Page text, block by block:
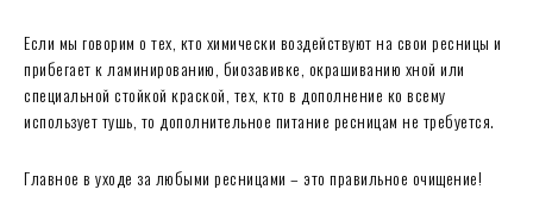
Если мы говорим о тех, кто химически воздействуют на свои ресницы и
прибегает к ламинированию, биозавивке, окрашиванию хной или
специальной стойкой краской, тех, кто в дополнение ко всему
использует тушь, то дополнительное питание ресницам не требуется.
Главное в уходе за любыми ресницами – это правильное очищение!